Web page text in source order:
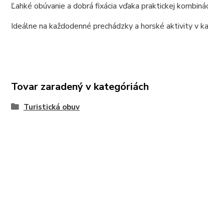
Ľahké obúvanie a dobrá fixácia vďaka praktickej
Ideálne na každodenné prechádzky a horské aktivity v
Tovar zaradený v kategóriách
Turistická obuv